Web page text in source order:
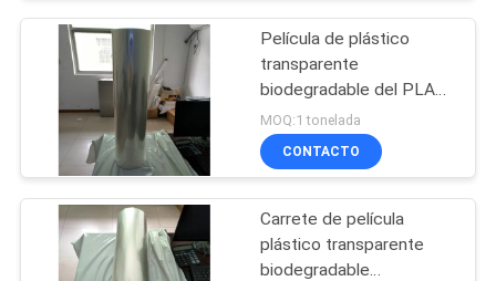
RECORRIDO
FÁBRICA
CONTROL
Película de plástico
transparente
biodegradable del PLA
del 100%/película del
embalaje para el
acondicionamiento de
MOQ:1 tonelada
CONTACTO
Carrete de película
plástico transparente
biodegradable